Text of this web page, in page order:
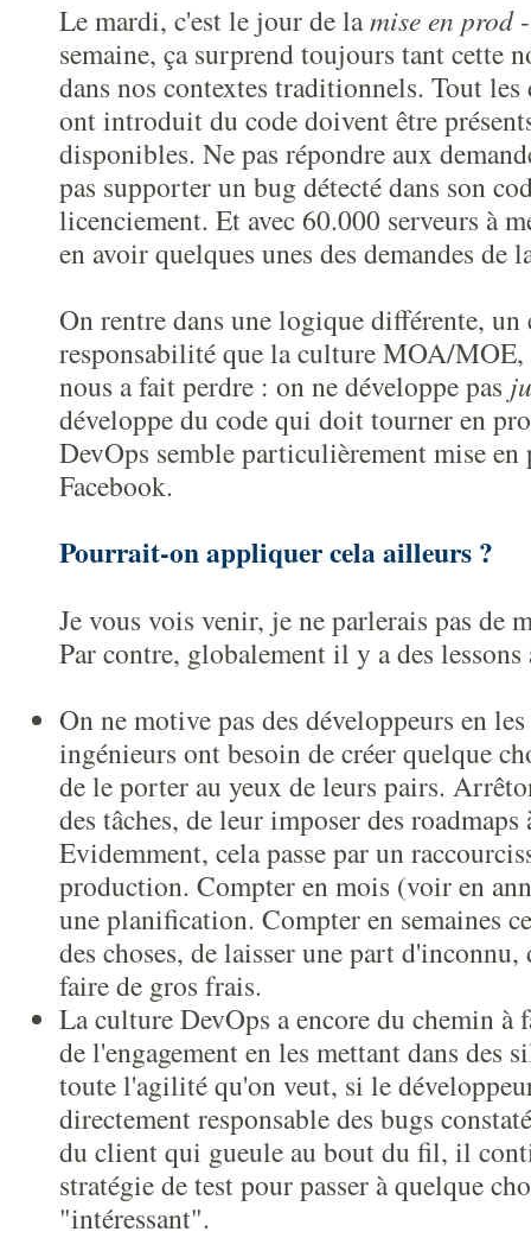
Le mardi, c'est le jour de lamise en prod-
semaine, ça surprend toujours tant cette
dans nos contextes traditionnels. Tout
ont introduit du code doivent être
disponibles. Ne pas répondre aux
pas supporter un bug détecté dans son
licenciement. Et avec 60.000 serveurs à
en avoir quelques unes des demandes de
On rentre dans une logique différente, un
responsabilité que la culture MOA/
nous a fait perdre : on ne développe pas
développe du code qui doit tourner en
DevOps semble particulièrement mise en
Facebook.
Pourrait-on appliquer cela ailleurs ?
Je vous vois venir, je ne parlerais pas de
Par contre, globalement il y a des
On ne motive pas des développeurs en
ingénieurs ont besoin de créer quelque
de le porter au yeux de leurs pairs.
des tâches, de leur imposer des
Evidemment, cela passe par un
production. Compter en mois (voir en
une planification. Compter en semaines
des choses, de laisser une part d'inconnu,
faire de gros frais.
La culture DevOps a encore du chemin à
de l'engagement en les mettant dans des
toute l'agilité qu'on veut, si le
directement responsable des bugs
du client qui gueule au bout du fil, il
stratégie de test pour passer à quelque
"intéressant".